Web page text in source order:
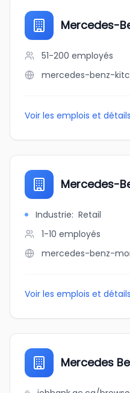
Mercedes-
51-200 employés
mercedes-benz-
Voir les emplois et détails
Mercedes-
Industrie: Retail
1-10 employés
mercedes-benz-
Voir les emplois et détails
Mercedes